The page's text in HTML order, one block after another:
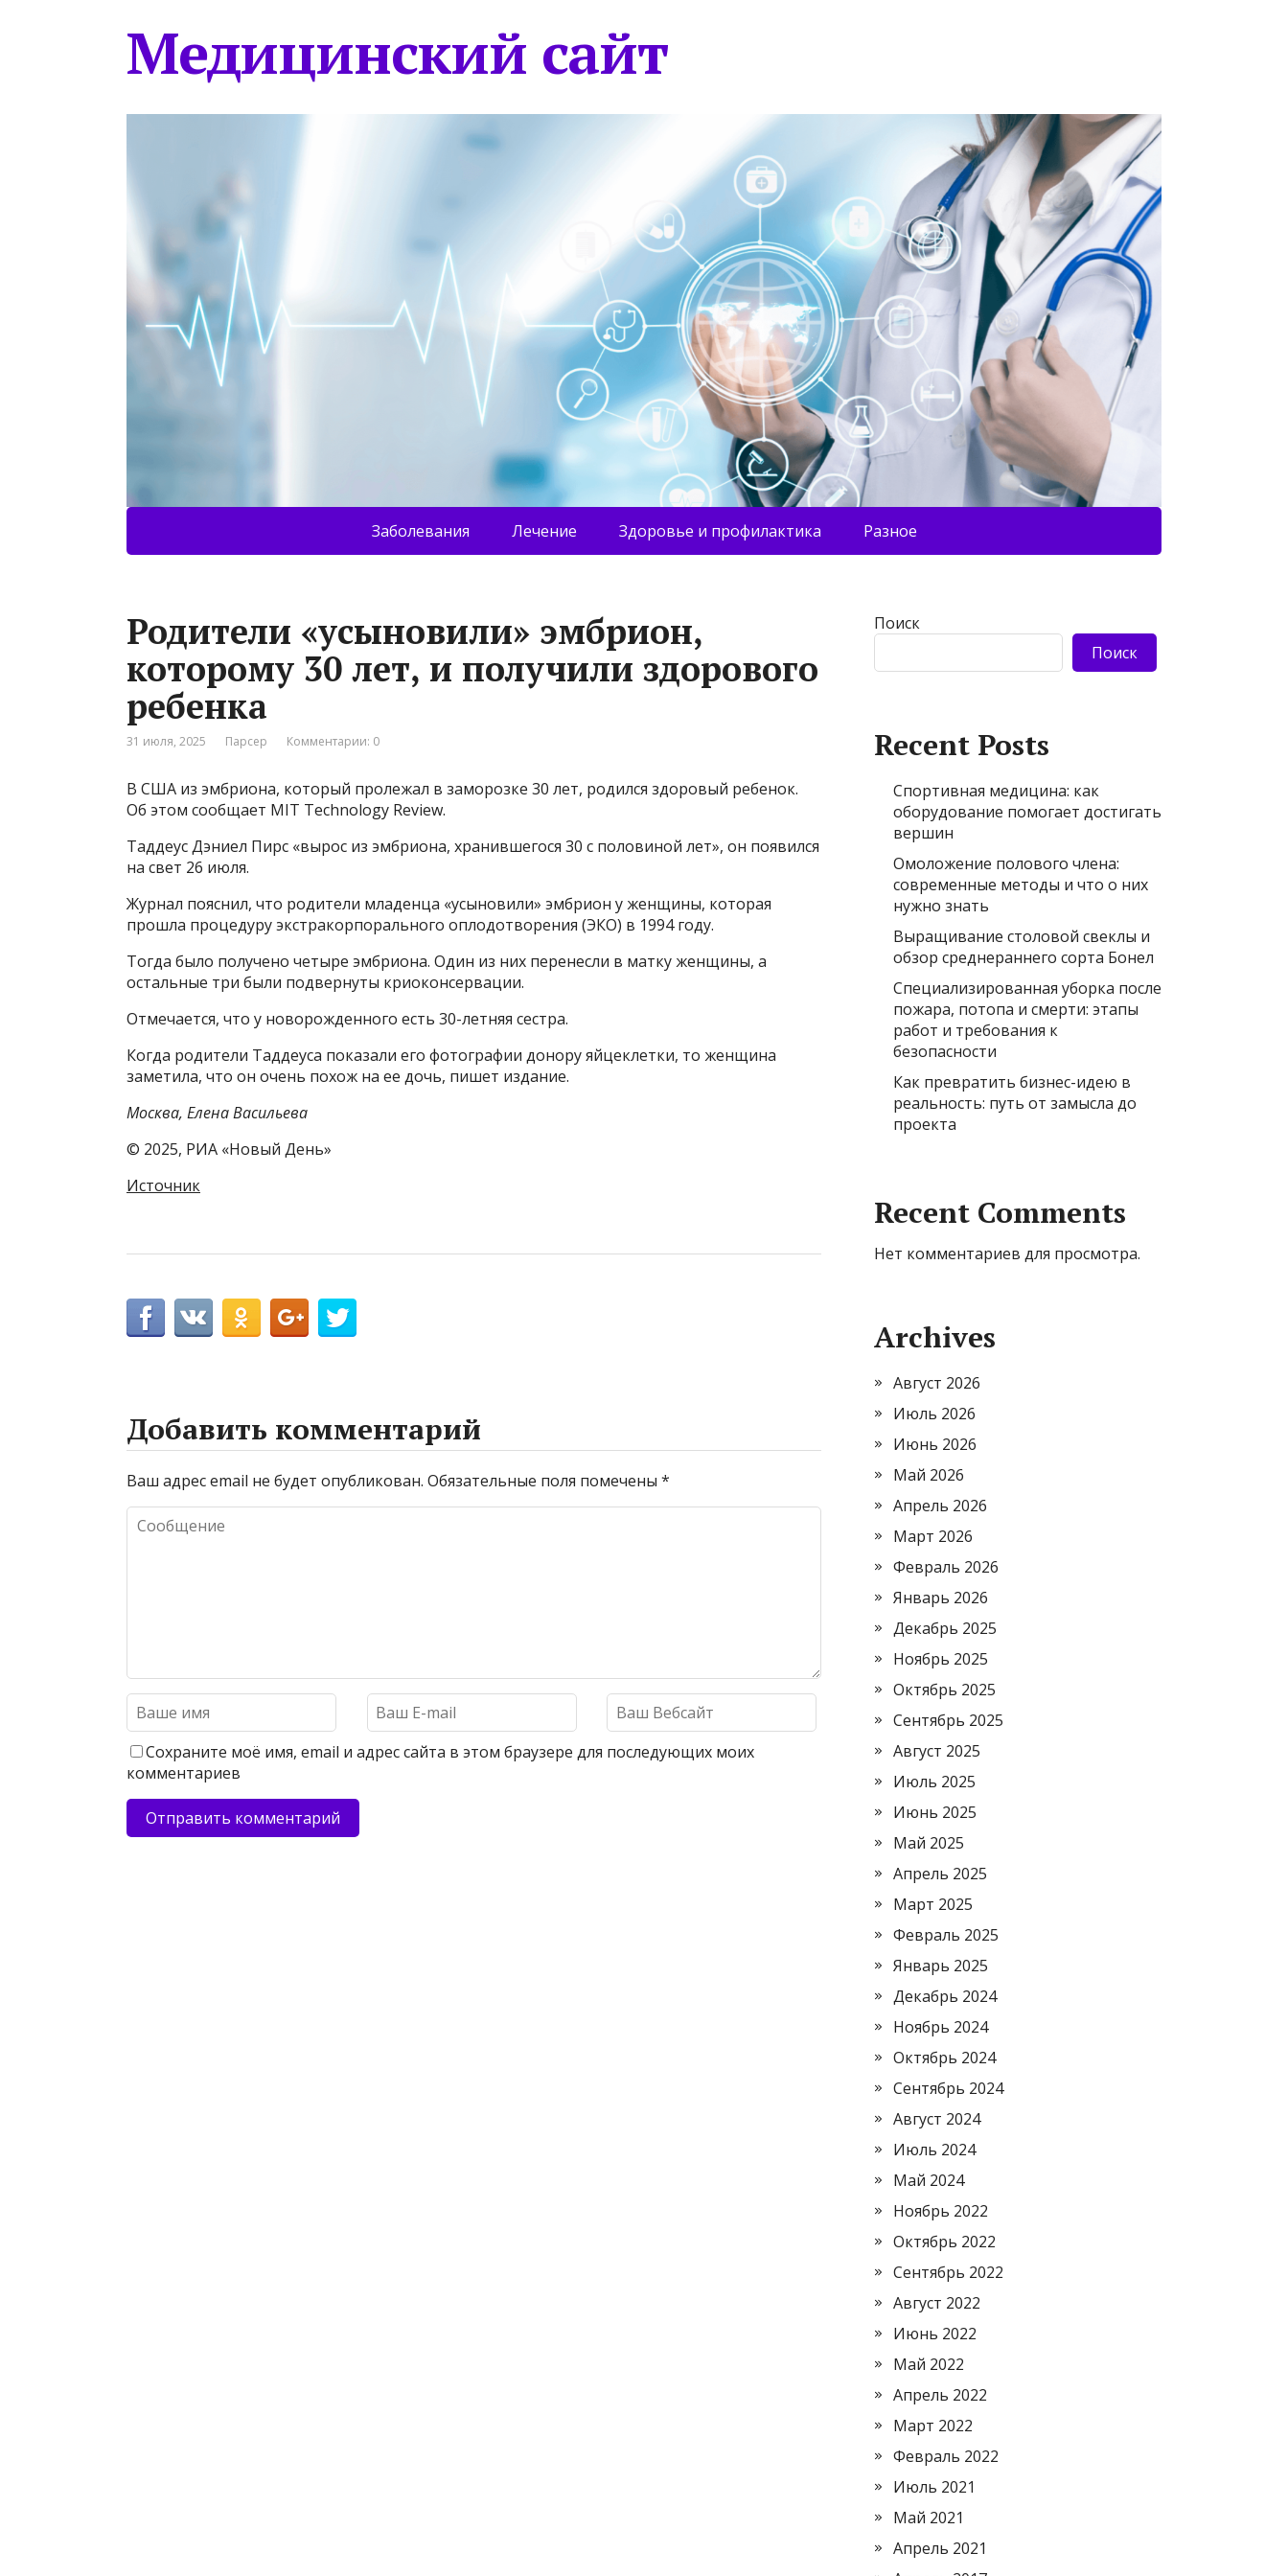
Медицинский сайт
Заболевания Лечение Здоровье и профилактика Разное
Родители «усыновили» эмбрион,
которому 30 лет, и получили здорового
ребенка
31 июля, 2025 Парсер Комментарии: 0
В США из эмбриона, который пролежал в заморозке 30 лет, родился здоровый ребенок.
Об этом сообщает MIT Technology Review.
Таддеус Дэниел Пирс «вырос из эмбриона, хранившегося 30 с половиной лет», он появился
на свет 26 июля.
Журнал пояснил, что родители младенца «усыновили» эмбрион у женщины, которая
прошла процедуру экстракорпорального оплодотворения (ЭКО) в 1994 году.
Тогда было получено четыре эмбриона. Один из них перенесли в матку женщины, а
остальные три были подвернуты криоконсервации.
Отмечается, что у новорожденного есть 30-летняя сестра.
Когда родители Таддеуса показали его фотографии донору яйцеклетки, то женщина
заметила, что он очень похож на ее дочь, пишет издание.
Москва, Елена Васильева
© 2025, РИА «Новый День»
Источник
Добавить комментарий
Ваш адрес email не будет опубликован. Обязательные поля помечены *
Сохраните моё имя, email и адрес сайта в этом браузере для последующих моих
комментариев
Поиск
Поиск
Recent Posts
Спортивная медицина: как
оборудование помогает достигать
вершин
Омоложение полового члена:
современные методы и что о них
нужно знать
Выращивание столовой свеклы и
обзор среднераннего сорта Бонел
Специализированная уборка после
пожара, потопа и смерти: этапы
работ и требования к
безопасности
Как превратить бизнес-идею в
реальность: путь от замысла до
проекта
Recent Comments
Нет комментариев для просмотра.
Archives
Август 2026
Июль 2026
Июнь 2026
Май 2026
Апрель 2026
Март 2026
Февраль 2026
Январь 2026
Декабрь 2025
Ноябрь 2025
Октябрь 2025
Сентябрь 2025
Август 2025
Июль 2025
Июнь 2025
Май 2025
Апрель 2025
Март 2025
Февраль 2025
Январь 2025
Декабрь 2024
Ноябрь 2024
Октябрь 2024
Сентябрь 2024
Август 2024
Июль 2024
Май 2024
Ноябрь 2022
Октябрь 2022
Сентябрь 2022
Август 2022
Июнь 2022
Май 2022
Апрель 2022
Март 2022
Февраль 2022
Июль 2021
Май 2021
Апрель 2021